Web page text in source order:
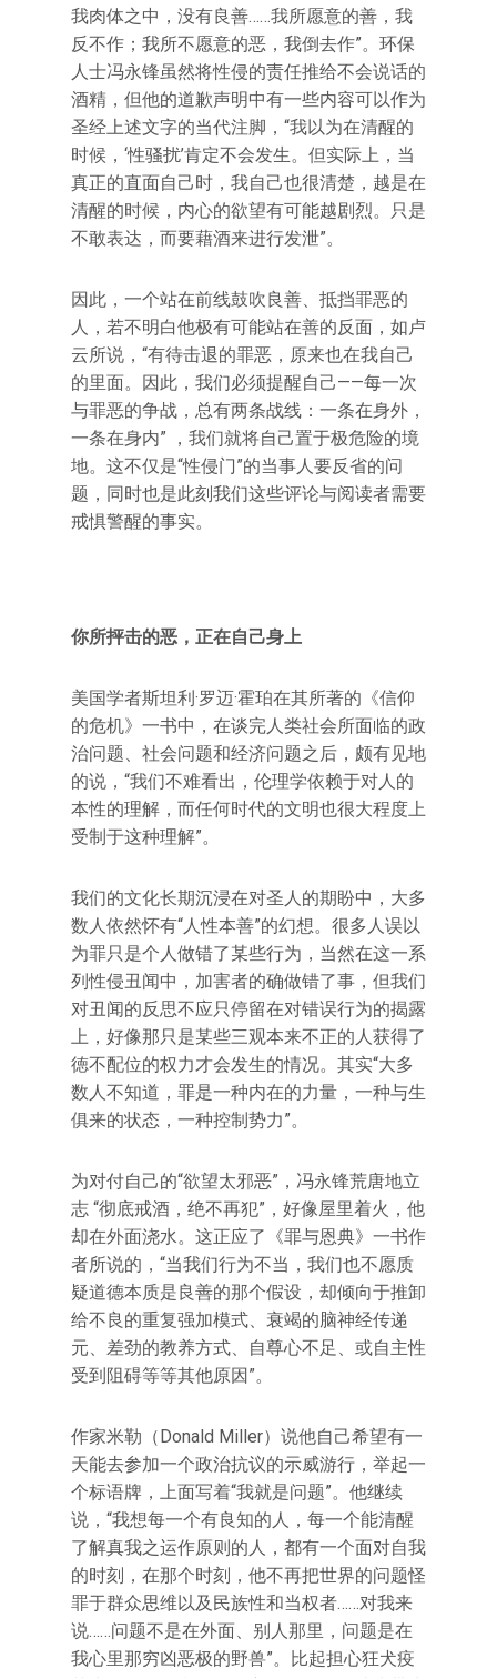
我肉体之中，没有良善……我所愿意的善，我
反不作；我所不愿意的恶，我倒去作”。环保
人士冯永锋虽然将性侵的责任推给不会说话的
酒精，但他的道歉声明中有一些内容可以作为
圣经上述文字的当代注脚，“我以为在清醒的
时候，‘性骚扰’肯定不会发生。但实际上，当
真正的直面自己时，我自己也很清楚，越是在
清醒的时候，内心的欲望有可能越剧烈。只是
不敢表达，而要藉酒来进行发泄”。
因此，一个站在前线鼓吹良善、抵挡罪恶的
人，若不明白他极有可能站在善的反面，如卢
云所说，“有待击退的罪恶，原来也在我自己
的里面。因此，我们必须提醒自己——每一次
与罪恶的争战，总有两条战线：一条在身外，
一条在身内” ，我们就将自己置于极危险的境
地。这不仅是“性侵门”的当事人要反省的问
题，同时也是此刻我们这些评论与阅读者需要
戒惧警醒的事实。
你所抨击的恶，正在自己身上
美国学者斯坦利·罗迈·霍珀在其所著的《信仰
的危机》一书中，在谈完人类社会所面临的政
治问题、社会问题和经济问题之后，颇有见地
的说，“我们不难看出，伦理学依赖于对人的
本性的理解，而任何时代的文明也很大程度上
受制于这种理解”。
我们的文化长期沉浸在对圣人的期盼中，大多
数人依然怀有“人性本善”的幻想。很多人误以
为罪只是个人做错了某些行为，当然在这一系
列性侵丑闻中，加害者的确做错了事，但我们
对丑闻的反思不应只停留在对错误行为的揭露
上，好像那只是某些三观本来不正的人获得了
徳不配位的权力才会发生的情况。其实“大多
数人不知道，罪是一种内在的力量，一种与生
俱来的状态，一种控制势力”。
为对付自己的“欲望太邪恶”，冯永锋荒唐地立
志 “彻底戒酒，绝不再犯”，好像屋里着火，他
却在外面浇水。这正应了《罪与恩典》一书作
者所说的，“当我们行为不当，我们也不愿质
疑道德本质是良善的那个假设，却倾向于推卸
给不良的重复强加模式、衰竭的脑神经传递
元、差劲的教养方式、自尊心不足、或自主性
受到阻碍等等其他原因”。
作家米勒（Donald Miller）说他自己希望有一
天能去参加一个政治抗议的示威游行，举起一
个标语牌，上面写着“我就是问题”。他继续
说，“我想每一个有良知的人，每一个能清醒
了解真我之运作原则的人，都有一个面对自我
的时刻，在那个时刻，他不再把世界的问题怪
罪于群众思维以及民族性和当权者……对我来
说……问题不是在外面、别人那里，问题是在
我心里那穷凶恶极的野兽”。比起担心狂犬疫